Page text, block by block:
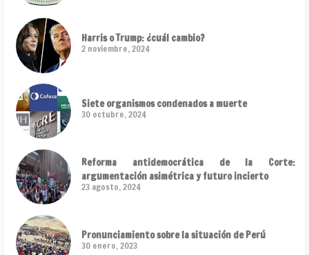
Harris o Trump: ¿cuál cambio?
2 noviembre, 2024
Siete organismos condenados a muerte
30 octubre, 2024
Reforma antidemocrática de la Corte:
argumentación asimétrica y futuro incierto
23 agosto, 2024
Pronunciamiento sobre la situación de Perú
30 enero, 2023